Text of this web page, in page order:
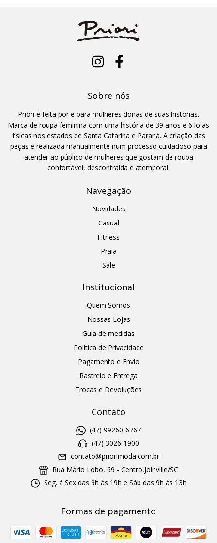
Sobre nós
Priori é feita por e para mulheres donas de suas histórias.
Marca de roupa feminina com uma história de 39 anos e 6 lojas
físicas nos estados de Santa Catarina e Paraná. A criação das
peças é realizada manualmente num processo cuidadoso para
atender ao público de mulheres que gostam de roupa
confortável, descontraída e atemporal.
Navegação
Novidades
Casual
Fitness
Praia
Sale
Institucional
Quem Somos
Nossas Lojas
Guia de medidas
Política de Privacidade
Pagamento e Envio
Rastreio e Entrega
Trocas e Devoluções
Contato
(47) 99260-6767
(47) 3026-1900
contato@priorimoda.com.br
Rua Mário Lobo, 69 - Centro,Joinville/SC
Seg. à Sex das 9h às 19h e Sáb das 9h às 13h
Formas de pagamento